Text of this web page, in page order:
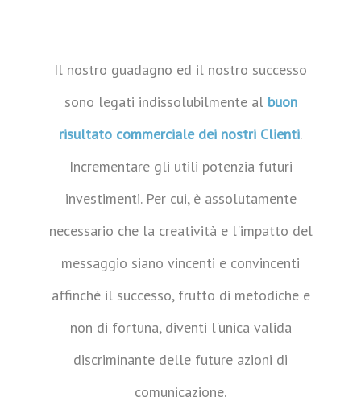
Il nostro guadagno ed il nostro successo
sono legati indissolubilmente al buon
risultato commerciale dei nostri Clienti.
Incrementare gli utili potenzia futuri
investimenti. Per cui, è assolutamente
necessario che la creatività e l'impatto del
messaggio siano vincenti e convincenti
affinché il successo, frutto di metodiche e
non di fortuna, diventi l'unica valida
discriminante delle future azioni di
comunicazione.